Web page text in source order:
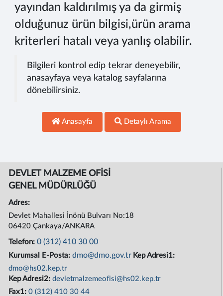
yayından kaldırılmış ya da girmiş
olduğunuz ürün bilgisi,ürün arama
kriterleri hatalı veya yanlış olabilir.
Bilgileri kontrol edip tekrar deneyebilir,
anasayfaya veya katalog sayfalarına
dönebilirsiniz.
Anasayfa Detaylı Arama
DEVLET MALZEME OFİSİ
GENEL MÜDÜRLÜĞÜ
Adres:
Devlet Mahallesi İnönü Bulvarı No:18
06420 Çankaya/ANKARA
Telefon:0 (312) 410 30 00
Kurumsal E-Posta:dmo@dmo.gov.tr Kep Adresi1:
dmo@hs02.kep.tr
Kep Adresi2:devletmalzemeofisi@hs02.kep.tr
Fax1:0 (312) 410 30 44